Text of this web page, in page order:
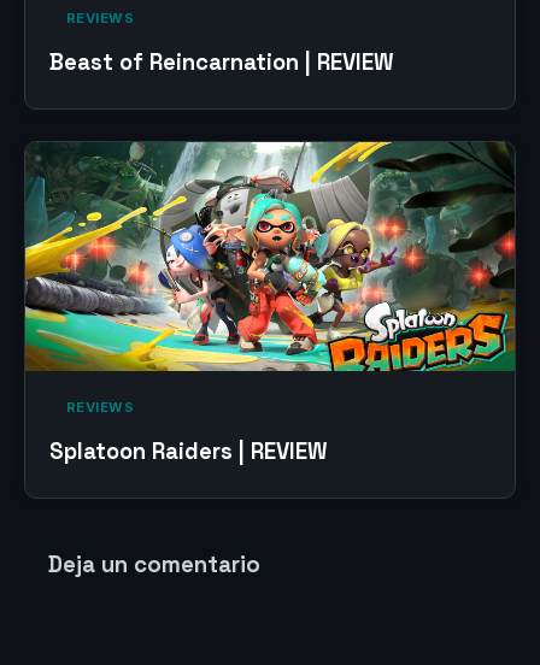
‎ REVIEWS‎
Beast of Reincarnation | REVIEW
‎ REVIEWS‎
Splatoon Raiders | REVIEW
Deja un comentario